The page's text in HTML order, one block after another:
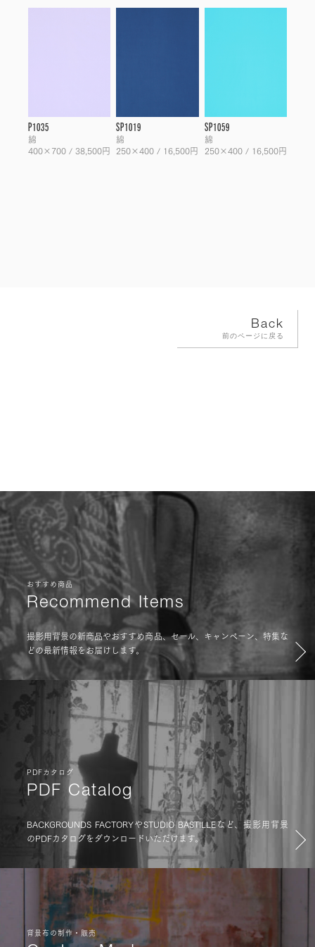
P1035
綿
400×700 / 38,500円
SP1019
綿
250×400 / 16,500円
SP1059
綿
250×400 / 16,500円
Back
前のページに戻る
おすすめ商品
Recommend Items
撮影用背景の新商品やおすすめ商品、セール、キャンペーン、特集な
どの最新情報をお届けします。
PDFカタログ
PDF Catalog
BACKGROUNDS FACTORYやSTUDIO BASTILLEなど、撮影用背景
のPDFカタログをダウンロードいただけます。
背景布の制作・販売